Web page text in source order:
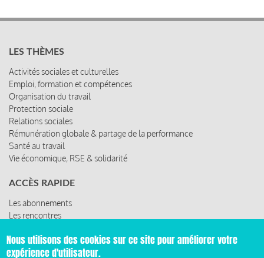
LES THÈMES
Activités sociales et culturelles
Emploi, formation et compétences
Organisation du travail
Protection sociale
Relations sociales
Rémunération globale & partage de la performance
Santé au travail
Vie économique, RSE & solidarité
ACCÈS RAPIDE
Les abonnements
Les rencontres
Nous utilisons des cookies sur ce site pour améliorer votre
expérience d'utilisateur.